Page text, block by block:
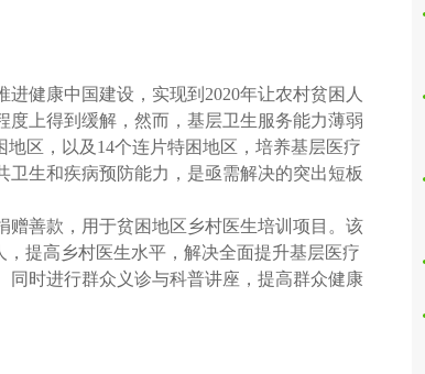
健康中国建设，实现到2020年让农村贫困人
上得到缓解，然而，基层卫生服务能力薄弱
区，以及14个连片特困地区，培养基层医疗
生和疾病预防能力，是亟需解决的突出短板
赠善款，用于贫困地区乡村医生培训项目。该
，提高乡村医生水平，解决全面提升基层医疗
时进行群众义诊与科普讲座，提高群众健康